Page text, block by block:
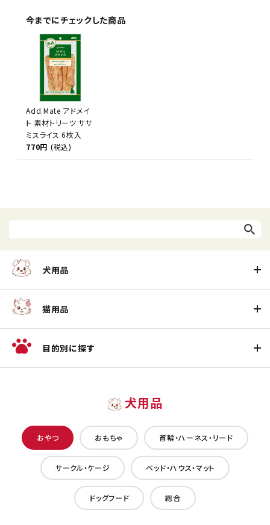
今までにチェックした商品
Add.Mate アドメイ
ト 素材トリーツ ササ
ミスライス 6枚入
770円 (税込)
犬用品
猫用品
目的別に探す
犬用品
おやつ おもちゃ 首輪・ハーネス・リード
サークル・ケージ ベッド・ハウス・マット
ドッグフード 総合